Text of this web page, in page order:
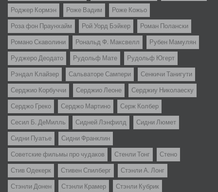
Роджер Кормэн Роже Вадим Роже Кожьо
Роза фон Праунхайм Рой Уорд Бэйкер Роман Полански
Романо Скаволини Рональд Ф. Максвелл Рубен Мамулян
Руджеро Деодато Рудольф Мате Рудольф Югерт
Рэндал Клайзер Сальваторе Сампери Сенкичи Танигути
Серджио Корбуччи Серджио Леоне Серджиу Николаеску
Серджо Греко Серджо Мартино Серж Колбер
Сесил Б. ДеМилль Сидней Лэнфилд Сидни Люмет
Сидни Пуатье Сидни Франклин
Советские фильмы про чудаков Стенли Тонг Стено
Стив Одекерк Стивен Спилберг Стэнли А. Лонг
Стэнли Донен Стэнли Крамер Стэнли Кубрик